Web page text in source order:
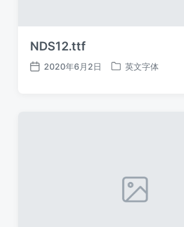
NDS12.ttf
发
2020年6月2日
发
英文字体